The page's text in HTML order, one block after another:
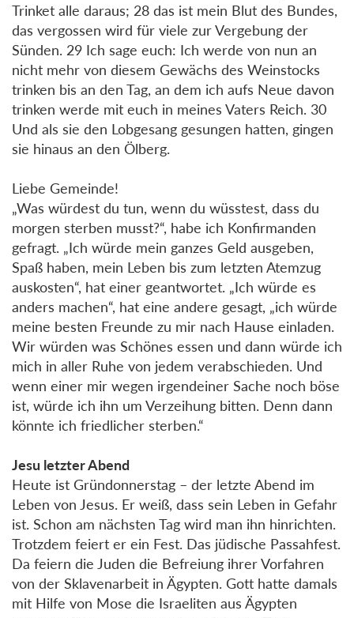
Trinket alle daraus; 28 das ist mein Blut des Bundes,
das vergossen wird für viele zur Vergebung der
Sünden. 29 Ich sage euch: Ich werde von nun an
nicht mehr von diesem Gewächs des Weinstocks
trinken bis an den Tag, an dem ich aufs Neue davon
trinken werde mit euch in meines Vaters Reich. 30
Und als sie den Lobgesang gesungen hatten, gingen
sie hinaus an den Ölberg.
Liebe Gemeinde!
„Was würdest du tun, wenn du wüsstest, dass du
morgen sterben musst?“, habe ich Konfirmanden
gefragt. „Ich würde mein ganzes Geld ausgeben,
Spaß haben, mein Leben bis zum letzten Atemzug
auskosten“, hat einer geantwortet. „Ich würde es
anders machen“, hat eine andere gesagt, „ich würde
meine besten Freunde zu mir nach Hause einladen.
Wir würden was Schönes essen und dann würde ich
mich in aller Ruhe von jedem verabschieden. Und
wenn einer mir wegen irgendeiner Sache noch böse
ist, würde ich ihn um Verzeihung bitten. Denn dann
könnte ich friedlicher sterben.“
Jesu letzter Abend
Heute ist Gründonnerstag – der letzte Abend im
Leben von Jesus. Er weiß, dass sein Leben in Gefahr
ist. Schon am nächsten Tag wird man ihn hinrichten.
Trotzdem feiert er ein Fest. Das jüdische Passahfest.
Da feiern die Juden die Befreiung ihrer Vorfahren
von der Sklavenarbeit in Ägypten. Gott hatte damals
mit Hilfe von Mose die Israeliten aus Ägypten